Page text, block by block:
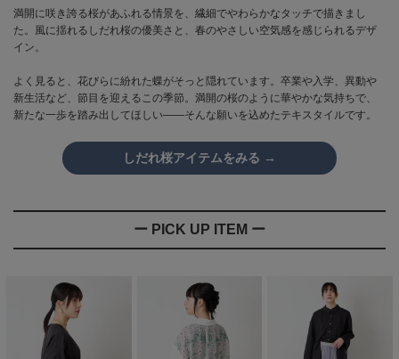
満開に咲き誇る桜があふれる情景を、繊細でやわらかなタッチで描きまし
た。風に揺れるしだれ桜の優美さと、春のやさしい空気感を感じられるデザ
イン。
よく見ると、花びらに紛れた蝶がそっと隠れています。卒業や入学、異動や
新生活など、節目を迎えるこの季節。満開の桜のように華やかな気持ちで、
新たな一歩を踏み出してほしい——そんな願いを込めたテキスタイルです。
しだれ桜アイテムをみる →
ー PICK UP ITEM ー